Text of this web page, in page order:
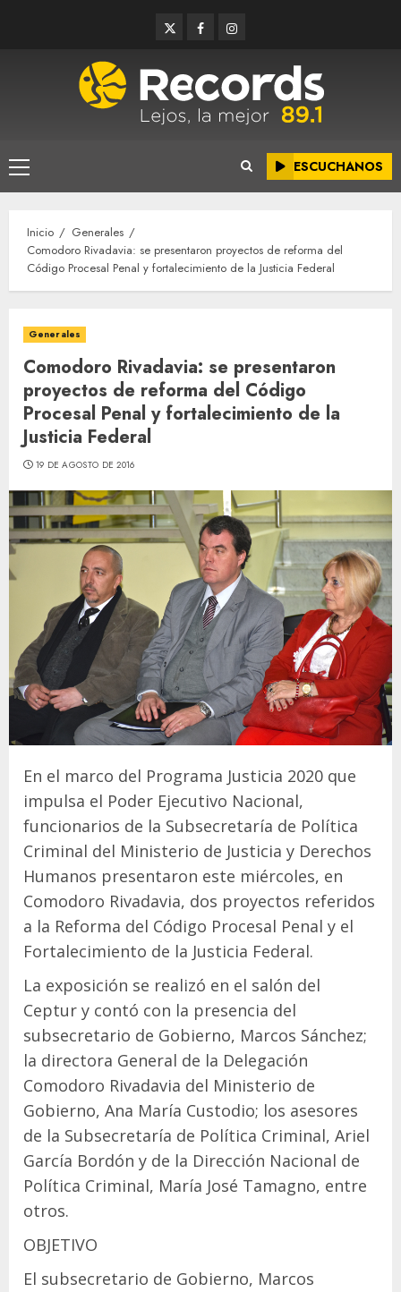
TwitterFacebookInstagram
Menú
principal
ESCUCHANOS
Inicio
Generales
Comodoro Rivadavia: se presentaron proyectos de reforma del
Código Procesal Penal y fortalecimiento de la Justicia Federal
Generales
Comodoro Rivadavia: se presentaron
proyectos de reforma del Código
Procesal Penal y fortalecimiento de la
Justicia Federal
19 DE AGOSTO DE 2016
En el marco del Programa Justicia 2020 que
impulsa el Poder Ejecutivo Nacional,
funcionarios de la Subsecretaría de Política
Criminal del Ministerio de Justicia y Derechos
Humanos presentaron este miércoles, en
Comodoro Rivadavia, dos proyectos referidos
a la Reforma del Código Procesal Penal y el
Fortalecimiento de la Justicia Federal.
La exposición se realizó en el salón del
Ceptur y contó con la presencia del
subsecretario de Gobierno, Marcos Sánchez;
la directora General de la Delegación
Comodoro Rivadavia del Ministerio de
Gobierno, Ana María Custodio; los asesores
de la Subsecretaría de Política Criminal, Ariel
García Bordón y de la Dirección Nacional de
Política Criminal, María José Tamagno, entre
otros.
OBJETIVO
El subsecretario de Gobierno, Marcos